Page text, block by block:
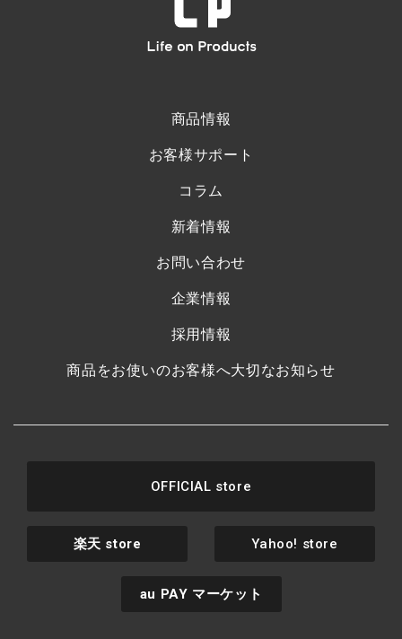
商品情報
お客様サポート
コラム
新着情報
お問い合わせ
企業情報
採用情報
商品をお使いのお客様へ大切なお知らせ
OFFICIAL store
楽天 store Yahoo! store
au PAY マーケット